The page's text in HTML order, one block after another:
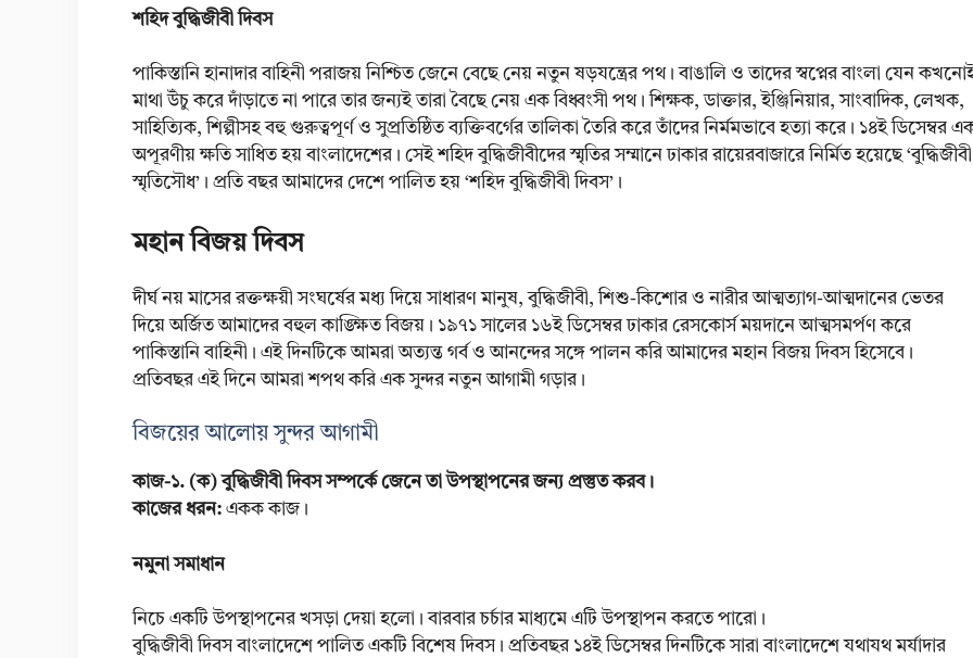
শহিদ বুদ্ধিজীবী দিবস
পাকিস্তানি হানাদার বাহিনী পরাজয় নিশ্চিত জেনে বেছে নেয় নতুন ষড়যন্ত্রের পথ। বাঙালি ও তাদের স্বপ্নের বাংলা যেন
মাথা উঁচু করে দাঁড়াতে না পারে তার জন্যই তারা বৈছে নেয় এক বিধ্বংসী পথ। শিক্ষক, ডাক্তার, ইঞ্জিনিয়ার, সাংবাদিক, লেখক,
সাহিত্যিক, শিল্পীসহ বহু গুরুত্বপূর্ণ ও সুপ্রতিষ্ঠিত ব্যক্তিবর্গের তালিকা তৈরি করে তাঁদের নির্মমভাবে হত্যা করে। ১৪ই ডিসেম্বর
অপূরণীয় ক্ষতি সাধিত হয় বাংলাদেশের। সেই শহিদ বুদ্ধিজীবীদের স্মৃতির সম্মানে ঢাকার রায়েরবাজারে নির্মিত হয়েছে ‘বুদ্ধিজীবী
স্মৃতিসৌধ’। প্রতি বছর আমাদের দেশে পালিত হয় ‘শহিদ বুদ্ধিজীবী দিবস’।
মহান বিজয় দিবস
দীর্ঘ নয় মাসের রক্তক্ষয়ী সংঘর্ষের মধ্য দিয়ে সাধারণ মানুষ, বুদ্ধিজীবী, শিশু-কিশোর ও নারীর আত্মত্যাগ-আত্মদানের ভেতর
দিয়ে অর্জিত আমাদের বহুল কাঙ্ক্ষিত বিজয়। ১৯৭১ সালের ১৬ই ডিসেম্বর ঢাকার রেসকোর্স ময়দানে আত্মসমর্পণ করে
পাকিস্তানি বাহিনী। এই দিনটিকে আমরা অত্যন্ত গর্ব ও আনন্দের সঙ্গে পালন করি আমাদের মহান বিজয় দিবস হিসেবে।
প্রতিবছর এই দিনে আমরা শপথ করি এক সুন্দর নতুন আগামী গড়ার।
বিজয়ের আলোয় সুন্দর আগামী
কাজ-১. (ক) বুদ্ধিজীবী দিবস সম্পর্কে জেনে তা উপস্থাপনের জন্য প্রস্তুত করব।
কাজের ধরন: একক কাজ।
নমুনা সমাধান
নিচে একটি উপস্থাপনের খসড়া দেয়া হলো। বারবার চর্চার মাধ্যমে এটি উপস্থাপন করতে পারো।
বুদ্ধিজীবী দিবস বাংলাদেশে পালিত একটি বিশেষ দিবস। প্রতিবছর ১৪ই ডিসেম্বর দিনটিকে সারা বাংলাদেশে যথাযথ মর্যাদার